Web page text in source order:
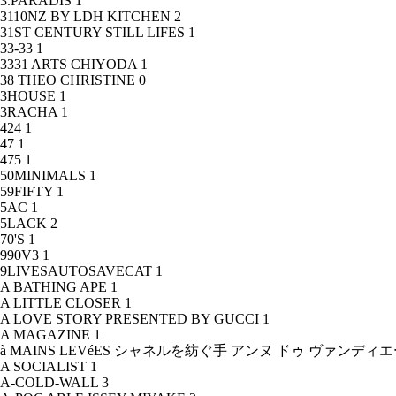
3110NZ BY LDH KITCHEN 2
31ST CENTURY STILL LIFES 1
33-33 1
3331 ARTS CHIYODA 1
38 THEO CHRISTINE 0
3HOUSE 1
3RACHA 1
424 1
47 1
475 1
50MINIMALS 1
59FIFTY 1
5AC 1
5LACK 2
70'S 1
990V3 1
9LIVESAUTOSAVECAT 1
A BATHING APE 1
A LITTLE CLOSER 1
A LOVE STORY PRESENTED BY GUCCI 1
A MAGAZINE 1
à MAINS LEVéES シャネルを紡ぐ手 アンヌ ドゥ ヴァンディ
A SOCIALIST 1
A-COLD-WALL 3